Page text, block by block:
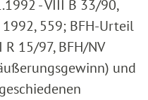
- VIII B 33/90,
1992, 559; BFH-Urteil
15/97, BFH/NV
und